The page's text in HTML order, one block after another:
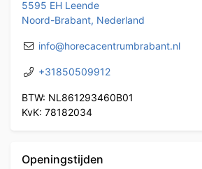
5595 EH Leende
Noord-Brabant, Nederland
info@horecacentrumbrabant.nl
+31850509912
BTW: NL861293460B01
KvK: 78182034
Openingstijden